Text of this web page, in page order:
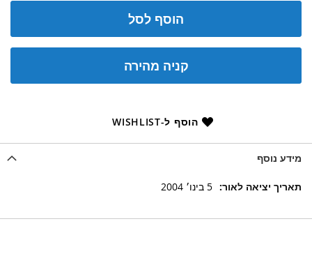
הוסף לסל
קניה מהירה
הוסף ל-WISHLIST
מידע נוסף
מידע
5 בינו׳ 2004